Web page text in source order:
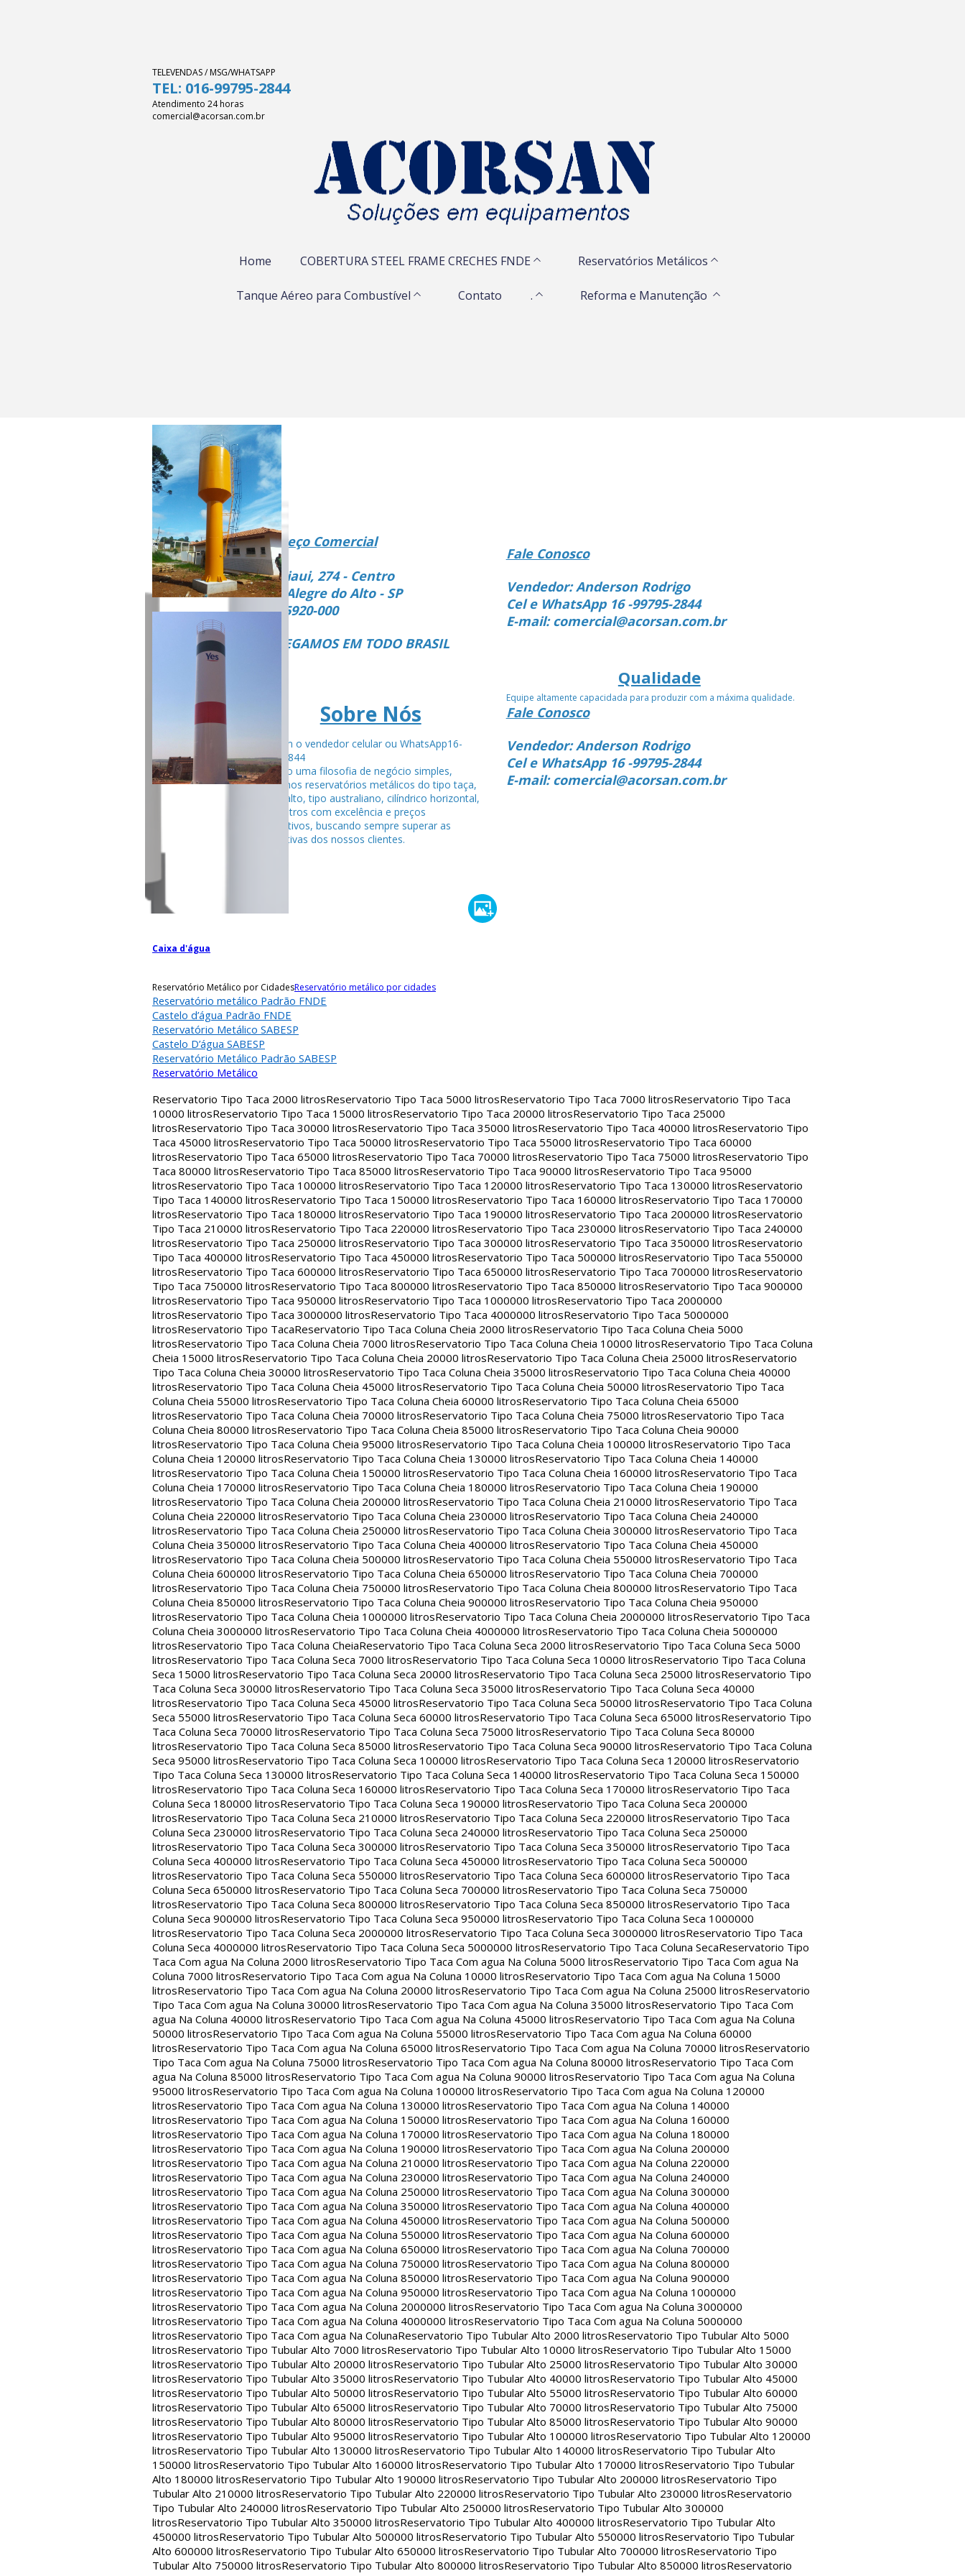
TELEVENDAS / MSG/WHATSAPP
TEL: 016-99795-2844
Atendimento 24 horas
comercial@acorsan.com.br
Home COBERTURA STEEL FRAME CRECHES FNDE Reservatórios Metálicos
Tanque Aéreo para Combustível Contato . Reforma e Manutenção
Endereço Comercial
Rua Piaui, 274 - Centro
Vista Alegre do Alto - SP
CEP 15920-000
ENTREGAMOS EM TODO BRASIL
Sobre Nós
Fale com o vendedor celular ou WhatsApp16-
99795-2844
Seguindo uma filosofia de negócio simples,
fabricamos reservatórios metálicos do tipo taça,
tubular alto, tipo australiano, cilíndrico horizontal,
entre outros com excelência e preços
competitivos, buscando sempre superar as
espectativas dos nossos clientes.
Fale Conosco
Vendedor: Anderson Rodrigo
Cel e WhatsApp 16 -99795-2844
E-mail: comercial@acorsan.com.br
Qualidade
Equipe altamente capacidada para produzir com a máxima qualidade.
Fale Conosco
Vendedor: Anderson Rodrigo
Cel e WhatsApp 16 -99795-2844
E-mail: comercial@acorsan.com.br
Caixa d'água
Reservatório Metálico por CidadesReservatório metálico por cidades
Reservatório metálico Padrão FNDE
Castelo d’água Padrão FNDE
Reservatório Metálico SABESP
Castelo D’água SABESP
Reservatório Metálico Padrão SABESP
Reservatório Metálico
Reservatorio Tipo Taca 2000 litrosReservatorio Tipo Taca 5000 litrosReservatorio Tipo Taca 7000 litrosReservatorio Tipo Taca
10000 litrosReservatorio Tipo Taca 15000 litrosReservatorio Tipo Taca 20000 litrosReservatorio Tipo Taca 25000
litrosReservatorio Tipo Taca 30000 litrosReservatorio Tipo Taca 35000 litrosReservatorio Tipo Taca 40000 litrosReservatorio Tipo
Taca 45000 litrosReservatorio Tipo Taca 50000 litrosReservatorio Tipo Taca 55000 litrosReservatorio Tipo Taca 60000
litrosReservatorio Tipo Taca 65000 litrosReservatorio Tipo Taca 70000 litrosReservatorio Tipo Taca 75000 litrosReservatorio Tipo
Taca 80000 litrosReservatorio Tipo Taca 85000 litrosReservatorio Tipo Taca 90000 litrosReservatorio Tipo Taca 95000
litrosReservatorio Tipo Taca 100000 litrosReservatorio Tipo Taca 120000 litrosReservatorio Tipo Taca 130000 litrosReservatorio
Tipo Taca 140000 litrosReservatorio Tipo Taca 150000 litrosReservatorio Tipo Taca 160000 litrosReservatorio Tipo Taca 170000
litrosReservatorio Tipo Taca 180000 litrosReservatorio Tipo Taca 190000 litrosReservatorio Tipo Taca 200000 litrosReservatorio
Tipo Taca 210000 litrosReservatorio Tipo Taca 220000 litrosReservatorio Tipo Taca 230000 litrosReservatorio Tipo Taca 240000
litrosReservatorio Tipo Taca 250000 litrosReservatorio Tipo Taca 300000 litrosReservatorio Tipo Taca 350000 litrosReservatorio
Tipo Taca 400000 litrosReservatorio Tipo Taca 450000 litrosReservatorio Tipo Taca 500000 litrosReservatorio Tipo Taca 550000
litrosReservatorio Tipo Taca 600000 litrosReservatorio Tipo Taca 650000 litrosReservatorio Tipo Taca 700000 litrosReservatorio
Tipo Taca 750000 litrosReservatorio Tipo Taca 800000 litrosReservatorio Tipo Taca 850000 litrosReservatorio Tipo Taca 900000
litrosReservatorio Tipo Taca 950000 litrosReservatorio Tipo Taca 1000000 litrosReservatorio Tipo Taca 2000000
litrosReservatorio Tipo Taca 3000000 litrosReservatorio Tipo Taca 4000000 litrosReservatorio Tipo Taca 5000000
litrosReservatorio Tipo TacaReservatorio Tipo Taca Coluna Cheia 2000 litrosReservatorio Tipo Taca Coluna Cheia 5000
litrosReservatorio Tipo Taca Coluna Cheia 7000 litrosReservatorio Tipo Taca Coluna Cheia 10000 litrosReservatorio Tipo Taca Coluna
Cheia 15000 litrosReservatorio Tipo Taca Coluna Cheia 20000 litrosReservatorio Tipo Taca Coluna Cheia 25000 litrosReservatorio
Tipo Taca Coluna Cheia 30000 litrosReservatorio Tipo Taca Coluna Cheia 35000 litrosReservatorio Tipo Taca Coluna Cheia 40000
litrosReservatorio Tipo Taca Coluna Cheia 45000 litrosReservatorio Tipo Taca Coluna Cheia 50000 litrosReservatorio Tipo Taca
Coluna Cheia 55000 litrosReservatorio Tipo Taca Coluna Cheia 60000 litrosReservatorio Tipo Taca Coluna Cheia 65000
litrosReservatorio Tipo Taca Coluna Cheia 70000 litrosReservatorio Tipo Taca Coluna Cheia 75000 litrosReservatorio Tipo Taca
Coluna Cheia 80000 litrosReservatorio Tipo Taca Coluna Cheia 85000 litrosReservatorio Tipo Taca Coluna Cheia 90000
litrosReservatorio Tipo Taca Coluna Cheia 95000 litrosReservatorio Tipo Taca Coluna Cheia 100000 litrosReservatorio Tipo Taca
Coluna Cheia 120000 litrosReservatorio Tipo Taca Coluna Cheia 130000 litrosReservatorio Tipo Taca Coluna Cheia 140000
litrosReservatorio Tipo Taca Coluna Cheia 150000 litrosReservatorio Tipo Taca Coluna Cheia 160000 litrosReservatorio Tipo Taca
Coluna Cheia 170000 litrosReservatorio Tipo Taca Coluna Cheia 180000 litrosReservatorio Tipo Taca Coluna Cheia 190000
litrosReservatorio Tipo Taca Coluna Cheia 200000 litrosReservatorio Tipo Taca Coluna Cheia 210000 litrosReservatorio Tipo Taca
Coluna Cheia 220000 litrosReservatorio Tipo Taca Coluna Cheia 230000 litrosReservatorio Tipo Taca Coluna Cheia 240000
litrosReservatorio Tipo Taca Coluna Cheia 250000 litrosReservatorio Tipo Taca Coluna Cheia 300000 litrosReservatorio Tipo Taca
Coluna Cheia 350000 litrosReservatorio Tipo Taca Coluna Cheia 400000 litrosReservatorio Tipo Taca Coluna Cheia 450000
litrosReservatorio Tipo Taca Coluna Cheia 500000 litrosReservatorio Tipo Taca Coluna Cheia 550000 litrosReservatorio Tipo Taca
Coluna Cheia 600000 litrosReservatorio Tipo Taca Coluna Cheia 650000 litrosReservatorio Tipo Taca Coluna Cheia 700000
litrosReservatorio Tipo Taca Coluna Cheia 750000 litrosReservatorio Tipo Taca Coluna Cheia 800000 litrosReservatorio Tipo Taca
Coluna Cheia 850000 litrosReservatorio Tipo Taca Coluna Cheia 900000 litrosReservatorio Tipo Taca Coluna Cheia 950000
litrosReservatorio Tipo Taca Coluna Cheia 1000000 litrosReservatorio Tipo Taca Coluna Cheia 2000000 litrosReservatorio Tipo Taca
Coluna Cheia 3000000 litrosReservatorio Tipo Taca Coluna Cheia 4000000 litrosReservatorio Tipo Taca Coluna Cheia 5000000
litrosReservatorio Tipo Taca Coluna CheiaReservatorio Tipo Taca Coluna Seca 2000 litrosReservatorio Tipo Taca Coluna Seca 5000
litrosReservatorio Tipo Taca Coluna Seca 7000 litrosReservatorio Tipo Taca Coluna Seca 10000 litrosReservatorio Tipo Taca Coluna
Seca 15000 litrosReservatorio Tipo Taca Coluna Seca 20000 litrosReservatorio Tipo Taca Coluna Seca 25000 litrosReservatorio Tipo
Taca Coluna Seca 30000 litrosReservatorio Tipo Taca Coluna Seca 35000 litrosReservatorio Tipo Taca Coluna Seca 40000
litrosReservatorio Tipo Taca Coluna Seca 45000 litrosReservatorio Tipo Taca Coluna Seca 50000 litrosReservatorio Tipo Taca Coluna
Seca 55000 litrosReservatorio Tipo Taca Coluna Seca 60000 litrosReservatorio Tipo Taca Coluna Seca 65000 litrosReservatorio Tipo
Taca Coluna Seca 70000 litrosReservatorio Tipo Taca Coluna Seca 75000 litrosReservatorio Tipo Taca Coluna Seca 80000
litrosReservatorio Tipo Taca Coluna Seca 85000 litrosReservatorio Tipo Taca Coluna Seca 90000 litrosReservatorio Tipo Taca Coluna
Seca 95000 litrosReservatorio Tipo Taca Coluna Seca 100000 litrosReservatorio Tipo Taca Coluna Seca 120000 litrosReservatorio
Tipo Taca Coluna Seca 130000 litrosReservatorio Tipo Taca Coluna Seca 140000 litrosReservatorio Tipo Taca Coluna Seca 150000
litrosReservatorio Tipo Taca Coluna Seca 160000 litrosReservatorio Tipo Taca Coluna Seca 170000 litrosReservatorio Tipo Taca
Coluna Seca 180000 litrosReservatorio Tipo Taca Coluna Seca 190000 litrosReservatorio Tipo Taca Coluna Seca 200000
litrosReservatorio Tipo Taca Coluna Seca 210000 litrosReservatorio Tipo Taca Coluna Seca 220000 litrosReservatorio Tipo Taca
Coluna Seca 230000 litrosReservatorio Tipo Taca Coluna Seca 240000 litrosReservatorio Tipo Taca Coluna Seca 250000
litrosReservatorio Tipo Taca Coluna Seca 300000 litrosReservatorio Tipo Taca Coluna Seca 350000 litrosReservatorio Tipo Taca
Coluna Seca 400000 litrosReservatorio Tipo Taca Coluna Seca 450000 litrosReservatorio Tipo Taca Coluna Seca 500000
litrosReservatorio Tipo Taca Coluna Seca 550000 litrosReservatorio Tipo Taca Coluna Seca 600000 litrosReservatorio Tipo Taca
Coluna Seca 650000 litrosReservatorio Tipo Taca Coluna Seca 700000 litrosReservatorio Tipo Taca Coluna Seca 750000
litrosReservatorio Tipo Taca Coluna Seca 800000 litrosReservatorio Tipo Taca Coluna Seca 850000 litrosReservatorio Tipo Taca
Coluna Seca 900000 litrosReservatorio Tipo Taca Coluna Seca 950000 litrosReservatorio Tipo Taca Coluna Seca 1000000
litrosReservatorio Tipo Taca Coluna Seca 2000000 litrosReservatorio Tipo Taca Coluna Seca 3000000 litrosReservatorio Tipo Taca
Coluna Seca 4000000 litrosReservatorio Tipo Taca Coluna Seca 5000000 litrosReservatorio Tipo Taca Coluna SecaReservatorio Tipo
Taca Com agua Na Coluna 2000 litrosReservatorio Tipo Taca Com agua Na Coluna 5000 litrosReservatorio Tipo Taca Com agua Na
Coluna 7000 litrosReservatorio Tipo Taca Com agua Na Coluna 10000 litrosReservatorio Tipo Taca Com agua Na Coluna 15000
litrosReservatorio Tipo Taca Com agua Na Coluna 20000 litrosReservatorio Tipo Taca Com agua Na Coluna 25000 litrosReservatorio
Tipo Taca Com agua Na Coluna 30000 litrosReservatorio Tipo Taca Com agua Na Coluna 35000 litrosReservatorio Tipo Taca Com
agua Na Coluna 40000 litrosReservatorio Tipo Taca Com agua Na Coluna 45000 litrosReservatorio Tipo Taca Com agua Na Coluna
50000 litrosReservatorio Tipo Taca Com agua Na Coluna 55000 litrosReservatorio Tipo Taca Com agua Na Coluna 60000
litrosReservatorio Tipo Taca Com agua Na Coluna 65000 litrosReservatorio Tipo Taca Com agua Na Coluna 70000 litrosReservatorio
Tipo Taca Com agua Na Coluna 75000 litrosReservatorio Tipo Taca Com agua Na Coluna 80000 litrosReservatorio Tipo Taca Com
agua Na Coluna 85000 litrosReservatorio Tipo Taca Com agua Na Coluna 90000 litrosReservatorio Tipo Taca Com agua Na Coluna
95000 litrosReservatorio Tipo Taca Com agua Na Coluna 100000 litrosReservatorio Tipo Taca Com agua Na Coluna 120000
litrosReservatorio Tipo Taca Com agua Na Coluna 130000 litrosReservatorio Tipo Taca Com agua Na Coluna 140000
litrosReservatorio Tipo Taca Com agua Na Coluna 150000 litrosReservatorio Tipo Taca Com agua Na Coluna 160000
litrosReservatorio Tipo Taca Com agua Na Coluna 170000 litrosReservatorio Tipo Taca Com agua Na Coluna 180000
litrosReservatorio Tipo Taca Com agua Na Coluna 190000 litrosReservatorio Tipo Taca Com agua Na Coluna 200000
litrosReservatorio Tipo Taca Com agua Na Coluna 210000 litrosReservatorio Tipo Taca Com agua Na Coluna 220000
litrosReservatorio Tipo Taca Com agua Na Coluna 230000 litrosReservatorio Tipo Taca Com agua Na Coluna 240000
litrosReservatorio Tipo Taca Com agua Na Coluna 250000 litrosReservatorio Tipo Taca Com agua Na Coluna 300000
litrosReservatorio Tipo Taca Com agua Na Coluna 350000 litrosReservatorio Tipo Taca Com agua Na Coluna 400000
litrosReservatorio Tipo Taca Com agua Na Coluna 450000 litrosReservatorio Tipo Taca Com agua Na Coluna 500000
litrosReservatorio Tipo Taca Com agua Na Coluna 550000 litrosReservatorio Tipo Taca Com agua Na Coluna 600000
litrosReservatorio Tipo Taca Com agua Na Coluna 650000 litrosReservatorio Tipo Taca Com agua Na Coluna 700000
litrosReservatorio Tipo Taca Com agua Na Coluna 750000 litrosReservatorio Tipo Taca Com agua Na Coluna 800000
litrosReservatorio Tipo Taca Com agua Na Coluna 850000 litrosReservatorio Tipo Taca Com agua Na Coluna 900000
litrosReservatorio Tipo Taca Com agua Na Coluna 950000 litrosReservatorio Tipo Taca Com agua Na Coluna 1000000
litrosReservatorio Tipo Taca Com agua Na Coluna 2000000 litrosReservatorio Tipo Taca Com agua Na Coluna 3000000
litrosReservatorio Tipo Taca Com agua Na Coluna 4000000 litrosReservatorio Tipo Taca Com agua Na Coluna 5000000
litrosReservatorio Tipo Taca Com agua Na ColunaReservatorio Tipo Tubular Alto 2000 litrosReservatorio Tipo Tubular Alto 5000
litrosReservatorio Tipo Tubular Alto 7000 litrosReservatorio Tipo Tubular Alto 10000 litrosReservatorio Tipo Tubular Alto 15000
litrosReservatorio Tipo Tubular Alto 20000 litrosReservatorio Tipo Tubular Alto 25000 litrosReservatorio Tipo Tubular Alto 30000
litrosReservatorio Tipo Tubular Alto 35000 litrosReservatorio Tipo Tubular Alto 40000 litrosReservatorio Tipo Tubular Alto 45000
litrosReservatorio Tipo Tubular Alto 50000 litrosReservatorio Tipo Tubular Alto 55000 litrosReservatorio Tipo Tubular Alto 60000
litrosReservatorio Tipo Tubular Alto 65000 litrosReservatorio Tipo Tubular Alto 70000 litrosReservatorio Tipo Tubular Alto 75000
litrosReservatorio Tipo Tubular Alto 80000 litrosReservatorio Tipo Tubular Alto 85000 litrosReservatorio Tipo Tubular Alto 90000
litrosReservatorio Tipo Tubular Alto 95000 litrosReservatorio Tipo Tubular Alto 100000 litrosReservatorio Tipo Tubular Alto 120000
litrosReservatorio Tipo Tubular Alto 130000 litrosReservatorio Tipo Tubular Alto 140000 litrosReservatorio Tipo Tubular Alto
150000 litrosReservatorio Tipo Tubular Alto 160000 litrosReservatorio Tipo Tubular Alto 170000 litrosReservatorio Tipo Tubular
Alto 180000 litrosReservatorio Tipo Tubular Alto 190000 litrosReservatorio Tipo Tubular Alto 200000 litrosReservatorio Tipo
Tubular Alto 210000 litrosReservatorio Tipo Tubular Alto 220000 litrosReservatorio Tipo Tubular Alto 230000 litrosReservatorio
Tipo Tubular Alto 240000 litrosReservatorio Tipo Tubular Alto 250000 litrosReservatorio Tipo Tubular Alto 300000
litrosReservatorio Tipo Tubular Alto 350000 litrosReservatorio Tipo Tubular Alto 400000 litrosReservatorio Tipo Tubular Alto
450000 litrosReservatorio Tipo Tubular Alto 500000 litrosReservatorio Tipo Tubular Alto 550000 litrosReservatorio Tipo Tubular
Alto 600000 litrosReservatorio Tipo Tubular Alto 650000 litrosReservatorio Tipo Tubular Alto 700000 litrosReservatorio Tipo
Tubular Alto 750000 litrosReservatorio Tipo Tubular Alto 800000 litrosReservatorio Tipo Tubular Alto 850000 litrosReservatorio